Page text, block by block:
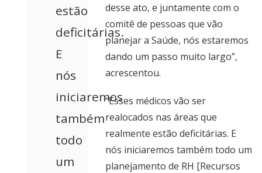
estão
deficitárias.
E
nós
iniciaremos
também
todo
um
desse ato, e juntamente com o
comitê de pessoas que vão
planejar a Saúde, nós estaremos
dando um passo muito largo”,
acrescentou.
“Esses médicos vão ser
realocados nas áreas que
realmente estão deficitárias. E
nós iniciaremos também todo um
planejamento de RH [Recursos